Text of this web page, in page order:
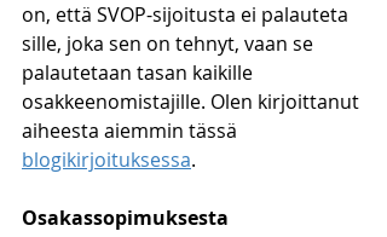
on, että SVOP-sijoitusta ei palauteta
sille, joka sen on tehnyt, vaan se
palautetaan tasan kaikille
osakkeenomistajille. Olen kirjoittanut
aiheesta aiemmin tässä
blogikirjoituksessa.
Osakassopimuksesta